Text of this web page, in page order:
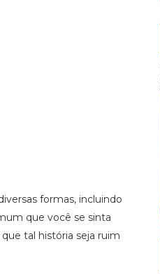
formas, incluindo
que você se sinta
tal história seja ruim